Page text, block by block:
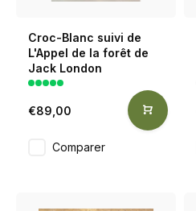
Croc-Blanc suivi de
L'Appel de la forêt de
Jack London
€89,00
Comparer